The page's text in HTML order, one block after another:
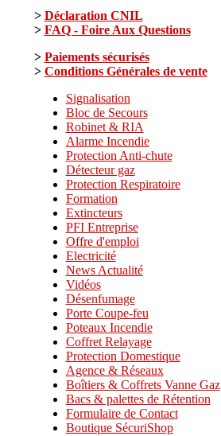
> Déclaration CNIL
> FAQ - Foire Aux Questions
> Paiements sécurisés
> Conditions Générales de vente
Signalisation
Bloc de Secours
Robinet & RIA
Alarme Incendie
Protection Anti-chute
Détecteur gaz
Protection Respiratoire
Formation
Extincteurs
PFI Entreprise
Offre d'emploi
Electricité
News Actualité
Vidéos
Désenfumage
Porte Coupe-feu
Poteaux Incendie
Coffret Relayage
Protection Domestique
Agence & Réseaux
Boîtiers & Coffrets Vanne Gaz
Bacs & palettes de Rétention
Formulaire de Contact
Boutique SécuriShop